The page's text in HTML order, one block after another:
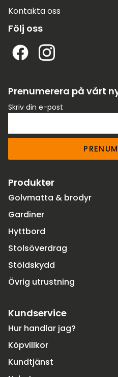
Kontakta oss
Följ oss
Prenumerera på vårt
Skriv din e-post
Produkter
Golvmatta & brodyr
Gardiner
Hyttbord
Stolsöverdrag
Stöldskydd
Övrig utrustning
Kundservice
Hur handlar jag?
Köpvillkor
Kundtjänst